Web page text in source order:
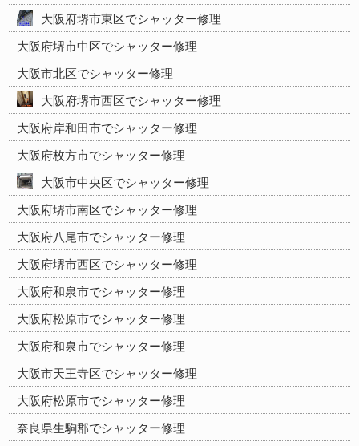
大阪府堺市東区でシャッター修理
大阪府堺市中区でシャッター修理
大阪市北区でシャッター修理
大阪府堺市西区でシャッター修理
大阪府岸和田市でシャッター修理
大阪府枚方市でシャッター修理
大阪市中央区でシャッター修理
大阪府堺市南区でシャッター修理
大阪府八尾市でシャッター修理
大阪府堺市西区でシャッター修理
大阪府和泉市でシャッター修理
大阪府松原市でシャッター修理
大阪府和泉市でシャッター修理
大阪市天王寺区でシャッター修理
大阪府松原市でシャッター修理
奈良県生駒郡でシャッター修理